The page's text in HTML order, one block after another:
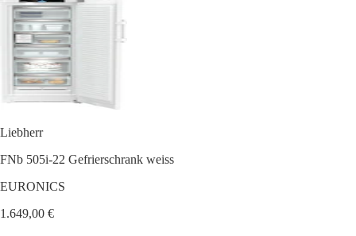
Liebherr
FNb 505i-22 Gefrierschrank weiss
EURONICS
1.649,00 €